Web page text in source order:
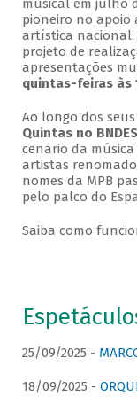
musical em julho
pioneiro no apoio
artística nacional:
projeto de
apresentações
quintas-feiras às
Ao longo dos
Quintas no BNDES
cenário da
artistas
nomes da MPB
pelo palco do
Saiba como
25/09/2025 -
18/09/2025 -